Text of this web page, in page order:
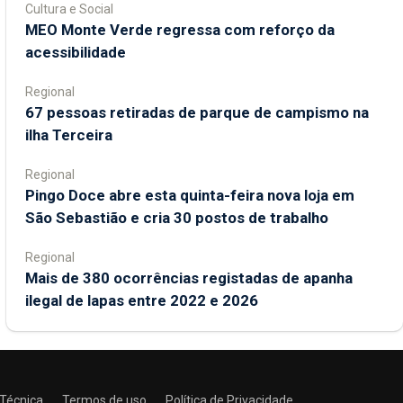
Cultura e Social
MEO Monte Verde regressa com reforço da
acessibilidade
Regional
67 pessoas retiradas de parque de campismo na
ilha Terceira
Regional
Pingo Doce abre esta quinta-feira nova loja em
São Sebastião e cria 30 postos de trabalho
Regional
Mais de 380 ocorrências registadas de apanha
ilegal de lapas entre 2022 e 2026